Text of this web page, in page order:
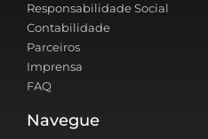
Responsabilidade Social
Contabilidade
Parceiros
Imprensa
FAQ
Navegue